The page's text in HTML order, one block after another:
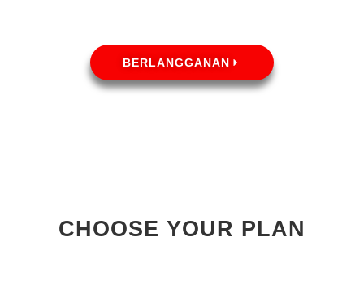
BERLANGGANAN
CHOOSE YOUR PLAN